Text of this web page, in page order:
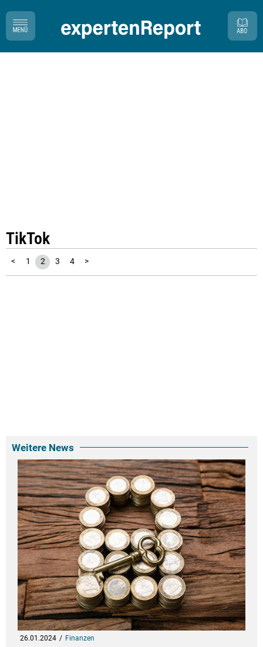
TikTok
< 1 2 3 4 >
Weitere News
26.01.2024 Finanzen